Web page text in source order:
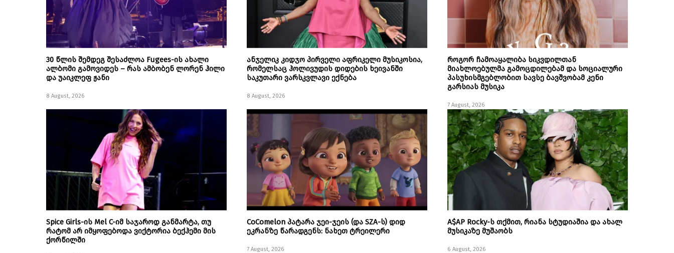
30 წლის შემდეგ შესაძლოა Fugees-ის ახალი
ალბომი გამოვიდეს – რას ამბობენ ლორენ ჰილი
და უაიკლეფ ჟანი
8 August, 2026
ანჯელიკ კიდჯო პირველი აფრიკელი მუსიკოსია,
რომელსაც ჰოლივუდის დიდების ხეივანში
საკუთარი ვარსკვლავი ექნება
8 August, 2026
როგორ ჩამოაყალიბა სიკვდილთან
მიახლოებულმა გამოცდილებამ და სოციალური
პასუხისმგებლობით სავსე ბავშვობამ კენი
გარსიას მუსიკა
7 August, 2026
Spice Girls-ის Mel C-იმ საჯაროდ განმარტა, თუ
რატომ არ იმყოფებოდა ვიქტორია ბექჰემი მის
ქორწილში
CoComelon პატარა ჯეი-ჯეის (და SZA-ს) დიდ
ეკრანზე წარადგენს: ნახეთ ტრეილერი
7 August, 2026
A$AP Rocky-ს თქმით, რიანა სტუდიაშია და ახალ
მუსიკაზე მუშაობს
6 August, 2026